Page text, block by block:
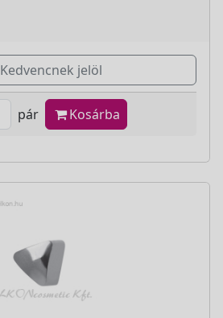
Kedvencnek jelöl
pár Kosárba